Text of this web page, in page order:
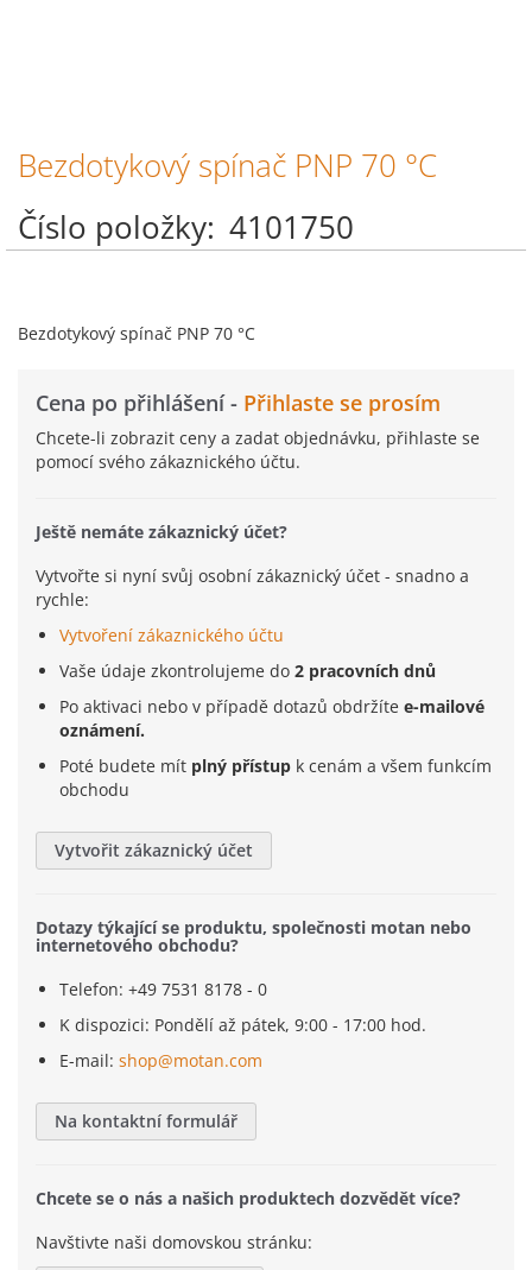
Přeskočit
na
začátek
galerie
s
Bezdotykový spínač PNP 70 °C
Číslo položky 4101750
Bezdotykový spínač PNP 70 °C
Cena po přihlášení - Přihlaste se prosím
Chcete-li zobrazit ceny a zadat objednávku, přihlaste se
pomocí svého zákaznického účtu.
Ještě nemáte zákaznický účet?
Vytvořte si nyní svůj osobní zákaznický účet - snadno a
rychle:
Vytvoření zákaznického účtu
Vaše údaje zkontrolujeme do 2 pracovních dnů
Po aktivaci nebo v případě dotazů obdržíte e-mailové
oznámení.
Poté budete mít plný přístup k cenám a všem funkcím
obchodu
Vytvořit zákaznický účet
Dotazy týkající se produktu, společnosti motan nebo
internetového obchodu?
Telefon: +49 7531 8178 - 0
K dispozici: Pondělí až pátek, 9:00 - 17:00 hod.
E-mail: shop@motan.com
Na kontaktní formulář
Chcete se o nás a našich produktech dozvědět více?
Navštivte naši domovskou stránku: